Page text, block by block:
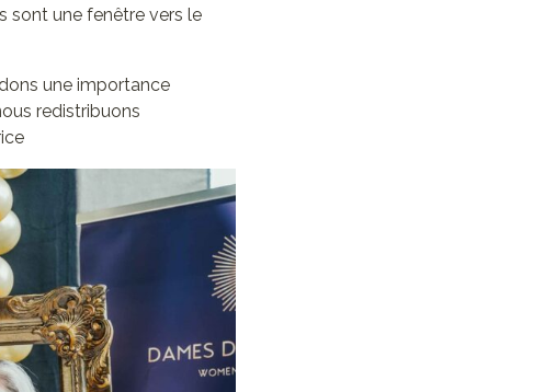
sont une fenêtre vers le
une importance
redistribuons